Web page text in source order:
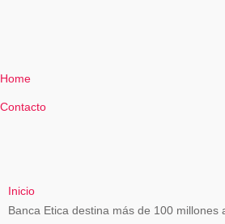
Home
Contacto
Inicio
Banca Etica destina más de 100